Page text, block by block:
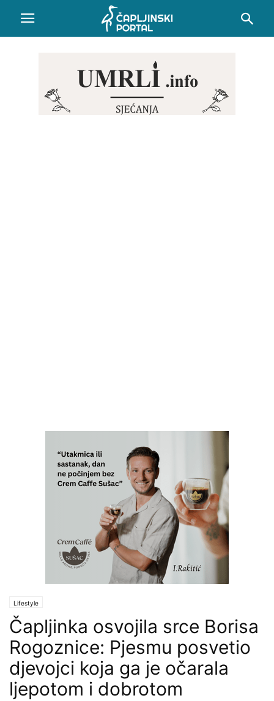
Lifestyle
Čapljinka osvojila srce Borisa
Rogoznice: Pjesmu posvetio
djevojci koja ga je očarala
ljepotom i dobrotom